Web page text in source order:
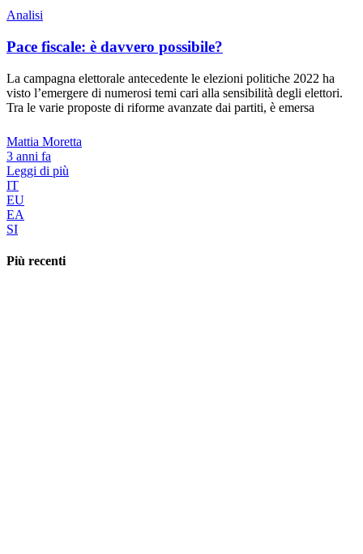
Analisi
Pace fiscale: è davvero possibile?
La campagna elettorale antecedente le elezioni politiche 2022 ha
visto l’emergere di numerosi temi cari alla sensibilità degli elettori.
Tra le varie proposte di riforme avanzate dai partiti, è emersa
Mattia Moretta
3 anni fa
Leggi di più
IT
EU
EA
SI
Più recenti